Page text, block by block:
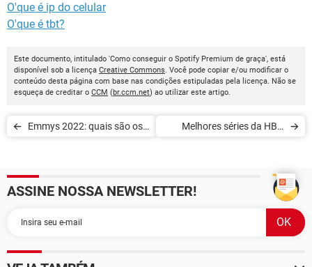
O'que é ip do celular
O'que é tbt?
Este documento, intitulado 'Como conseguir o Spotify Premium de graça', está
disponível sob a licença Creative Commons. Você pode copiar e/ou modificar o
conteúdo desta página com base nas condições estipuladas pela licença. Não se
esqueça de creditar o CCM (br.ccm.net) ao utilizar este artigo.
Emmys 2022: quais são os
Melhores séries da HBO
ASSINE NOSSA NEWSLETTER!